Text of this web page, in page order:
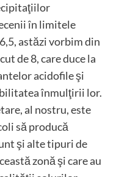
în limitele
astăzi vorbim din
de 8, care duce la
acidofile şi
înmulţirii lor.
al nostru, este
să producă
şi alte tipuri de
zonă şi care au